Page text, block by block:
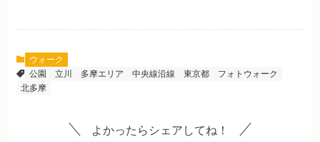
ウォーク
公園
立川 多摩エリア 中央線沿線 東京都
フォトウォーク
北多摩
よかったらシェアしてね！